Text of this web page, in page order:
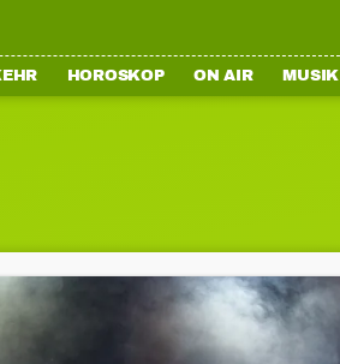
HOROSKOP ON AIR MUSIK